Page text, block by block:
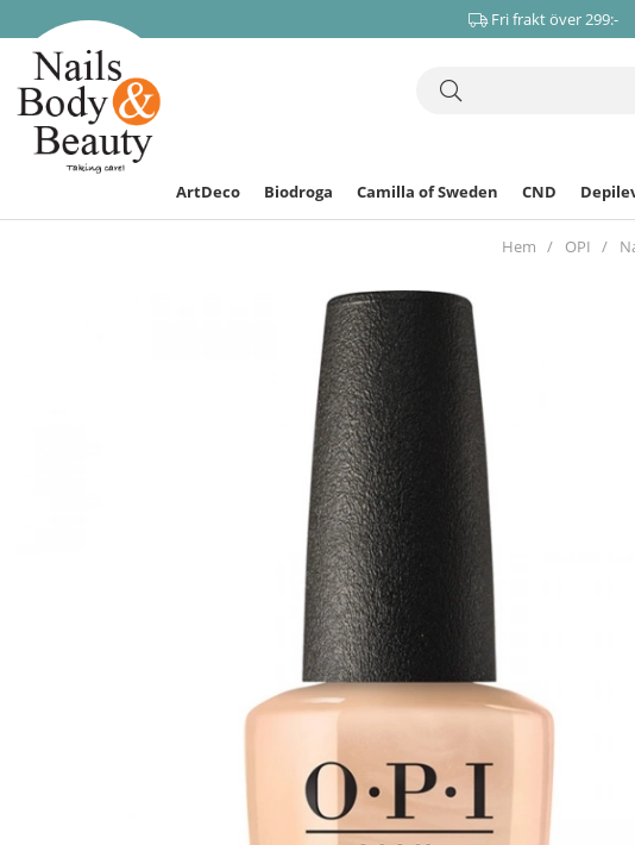
Fri frakt över 299:-
ArtDeco Biodroga Camilla of Sweden CND
Hem OPI